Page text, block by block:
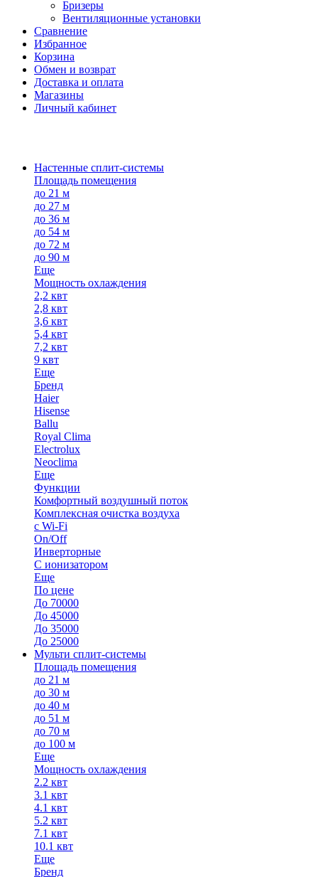
Бризеры
Вентиляционные установки
Сравнение
Избранное
Корзина
Обмен и возврат
Доставка и оплата
Магазины
Личный кабинет
Настенные сплит-системы
Площадь помещения
до 21 м
до 27 м
до 36 м
до 54 м
до 72 м
до 90 м
Еще
Мощность охлаждения
2,2 квт
2,8 квт
3,6 квт
5,4 квт
7,2 квт
9 квт
Еще
Бренд
Haier
Hisense
Ballu
Royal Clima
Electrolux
Neoclima
Еще
Функции
Комфортный воздушный поток
Комплексная очистка воздуха
с Wi-Fi
On/Off
Инверторные
С ионизатором
Еще
По цене
До 70000
До 45000
До 35000
До 25000
Мульти сплит-системы
Площадь помещения
до 21 м
до 30 м
до 40 м
до 51 м
до 70 м
до 100 м
Еще
Мощность охлаждения
2.2 квт
3.1 квт
4.1 квт
5.2 квт
7.1 квт
10.1 квт
Еще
Бренд